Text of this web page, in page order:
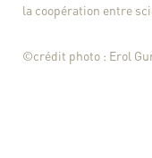
la coopération entre
©crédit photo : Erol